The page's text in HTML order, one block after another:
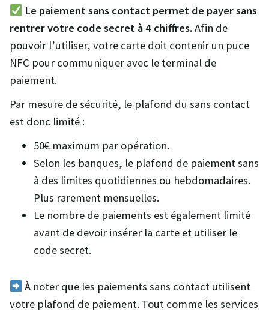
Le paiement sans contact permet de payer sans
rentrer votre code secret à 4 chiffres.Afin de
pouvoir l’utiliser, votre carte doit contenir un puce
NFC pour communiquer avec le terminal de
paiement.
Par mesure de sécurité, le plafond du sans contact
est donc limité :
50€ maximum par opération.
Selon les banques, le plafond de paiement sans
à des limites quotidiennes ou hebdomadaires.
Plus rarement mensuelles.
Le nombre de paiements est également limité
avant de devoir insérer la carte et utiliser le
code secret.
À noter que les paiements sans contact utilisent
votre plafond de paiement. Tout comme les services